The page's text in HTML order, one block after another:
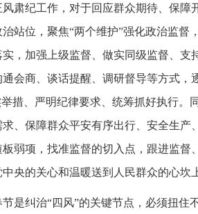
肃纪工作，对于回应群众期待、保障
站位，聚焦“两个维护”强化政治监督
，加强上级监督、做实同级监督、支
会商、谈话提醒、调研督导等方式，
措、严明纪律要求、统筹抓好执行。
、保障群众平安有序出行、安全生产
弱项，找准监督的切入点，跟进监督
央的关心和温暖送到人民群众的心坎
节是纠治“四风”的关键节点，必须扭住